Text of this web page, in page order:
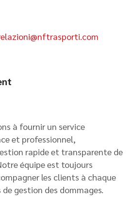
à fournir un service
et professionnel,
rapide et transparente de
équipe est toujours
les clients à chaque
gestion des dommages.